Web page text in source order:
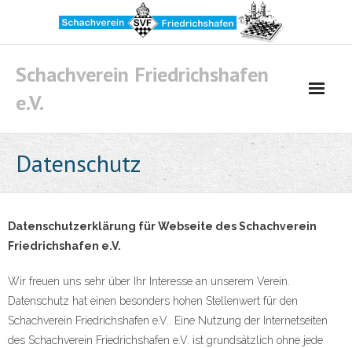
content
Schachverein Friedrichshafen
e.V.
Datenschutz
Datenschutzerklärung für Webseite des Schachverein
Friedrichshafen e.V.
Wir freuen uns sehr über Ihr Interesse an unserem Verein.
Datenschutz hat einen besonders hohen Stellenwert für den
Schachverein Friedrichshafen e.V.. Eine Nutzung der Internetseiten
des Schachverein Friedrichshafen e.V. ist grundsätzlich ohne jede